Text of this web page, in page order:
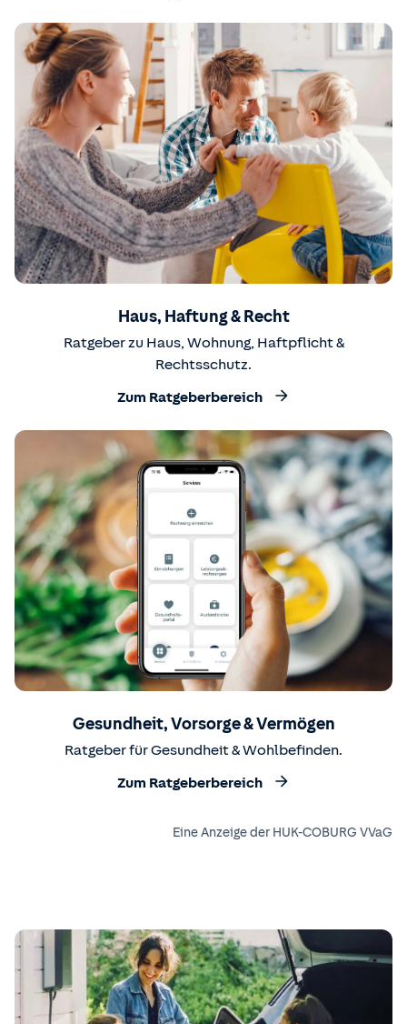
Haus, Haftung & Recht
Ratgeber zu Haus, Wohnung, Haftpflicht &
Rechtsschutz.
Zum Ratgeberbereich
Gesundheit, Vorsorge & Vermögen
Ratgeber für Gesundheit & Wohlbefinden.
Zum Ratgeberbereich
Eine Anzeige der HUK-COBURG VVaG